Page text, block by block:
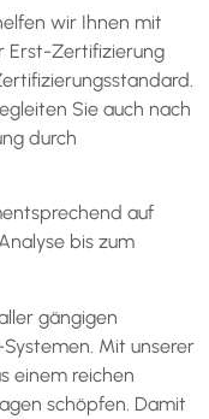
wir Ihnen mit
Erst-Zertifizierung
Sie auch nach
durch
auf
bis zum
gängigen
Mit unserer
einem reichen
schöpfen. Damit